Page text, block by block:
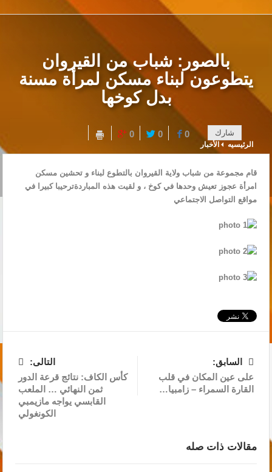
بالصور: شباب من القيروان
يتطوعون لبناء مسكن لمرأة مسنة
بدل كوخها
شارك 0
0
0
الرئيسيه الأخبار
قام مجموعة من شباب ولاية القيروان بالتطوع لبناء و تحشين مسكن
امرأة عجوز تعيش وحدها في كوخ ، و لقيت هذه المباردةترحيبا كبيرا في
مواقع التواصل الاجتماعي
السابق:
على عين المكان في قلب
القارة السمراء – زامبيا…
التالى:
كأس الكاف: نتائج قرعة الدور
ثمن النهائي … الملعب
القابسي يواجه مازيمبي
الكونغولي
مقالات ذات صله